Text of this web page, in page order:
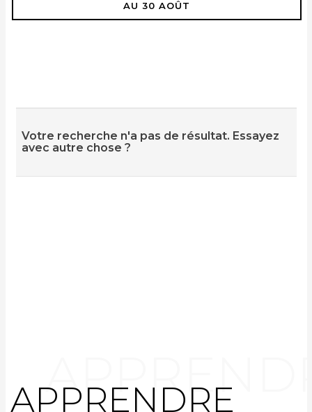
AU 30 AOÛT
Votre recherche n'a pas de résultat. Essayez
avec autre chose ?
APPRENDRE